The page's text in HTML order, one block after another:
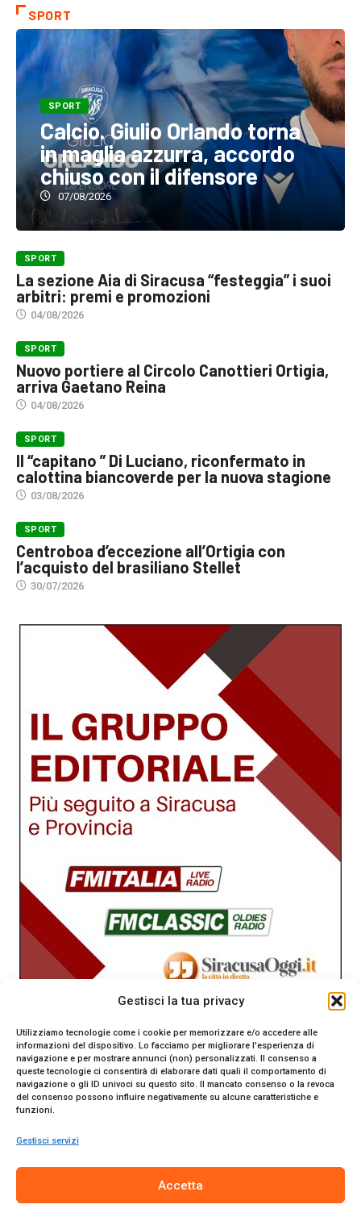
Gestisci la tua privacy
Utilizziamo tecnologie come i cookie per memorizzare e/o accedere alle
informazioni del dispositivo. Lo facciamo per migliorare l'esperienza di
navigazione e per mostrare annunci (non) personalizzati. Il consenso a
queste tecnologie ci consentirà di elaborare dati quali il comportamento di
navigazione o gli ID univoci su questo sito. Il mancato consenso o la revoca
del consenso possono influire negativamente su alcune caratteristiche e
funzioni.
Gestisci servizi
Accetta
SPORT
SPORT
Calcio. Giulio Orlando torna
in maglia azzurra, accordo
chiuso con il difensore
07/08/2026
SPORT
La sezione Aia di Siracusa “festeggia” i suoi
arbitri: premi e promozioni
04/08/2026
SPORT
Nuovo portiere al Circolo Canottieri Ortigia,
arriva Gaetano Reina
04/08/2026
SPORT
Il “capitano ” Di Luciano, riconfermato in
calottina biancoverde per la nuova stagione
03/08/2026
SPORT
Centroboa d’eccezione all’Ortigia con
l’acquisto del brasiliano Stellet
30/07/2026
Tribunale di Siracusa. Direttore responsabile Gianni Catania.